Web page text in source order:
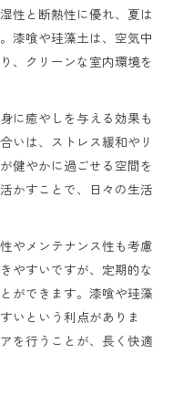
素材の魅力とは
実際に確かめる
性と断熱性に優れ、夏は
漆喰や珪藻土は、空気中
、クリーンな室内環境を
に癒やしを与える効果も
いは、ストレス緩和やリ
健やかに過ごせる空間を
かすことで、日々の生活
やメンテナンス性も考慮
やすいですが、定期的な
ができます。漆喰や珪藻
いという利点がありま
を行うことが、長く快適